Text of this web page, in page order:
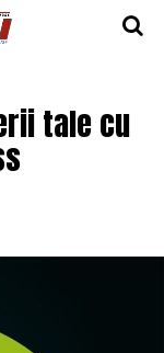
tale cu